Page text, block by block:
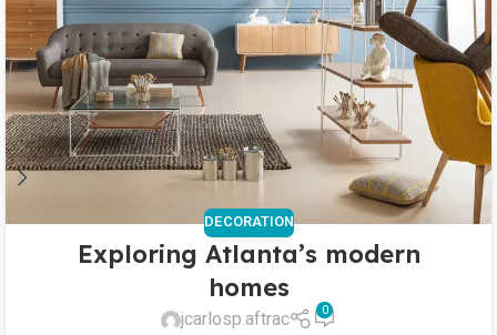
DECORATION
Exploring Atlanta’s modern
homes
jcarlosp.aftrac 0